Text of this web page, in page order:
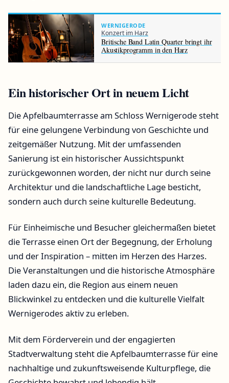
WERNIGERODE
Konzert im Harz
Britische Band Latin Quarter bringt ihr
Akustikprogramm in den Harz
Ein historischer Ort in neuem Licht
Die Apfelbaumterrasse am Schloss Wernigerode steht
für eine gelungene Verbindung von Geschichte und
zeitgemäßer Nutzung. Mit der umfassenden
Sanierung ist ein historischer Aussichtspunkt
zurückgewonnen worden, der nicht nur durch seine
Architektur und die landschaftliche Lage besticht,
sondern auch durch seine kulturelle Bedeutung.
Für Einheimische und Besucher gleichermaßen bietet
die Terrasse einen Ort der Begegnung, der Erholung
und der Inspiration – mitten im Herzen des Harzes.
Die Veranstaltungen und die historische Atmosphäre
laden dazu ein, die Region aus einem neuen
Blickwinkel zu entdecken und die kulturelle Vielfalt
Wernigerodes aktiv zu erleben.
Mit dem Förderverein und der engagierten
Stadtverwaltung steht die Apfelbaumterrasse für eine
nachhaltige und zukunftsweisende Kulturpflege, die